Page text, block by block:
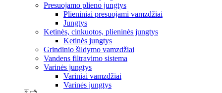
Presuojamo plieno jungtys
Plieniniai presuojami vamzdžiai
Jungtys
Ketinės, cinkuotos, plieninės jungtys
Ketinės jungtys
Grindinio šildymo vamzdžiai
Vandens filtravimo sistema
Varinės jungtys
Variniai vamzdžiai
Varinės jungtys